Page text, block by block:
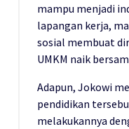
mampu menjadi
lapangan kerja,
sosial membuat
UMKM naik
Adapun, Jokowi
pendidikan
melakukannya